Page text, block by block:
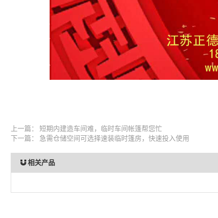
上一篇： 短期内建造车间难，临时车间帐篷帮您忙
下一篇： 急需仓储空间可选择速装临时篷房，快速投入使用
相关产品